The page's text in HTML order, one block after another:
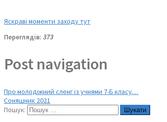
Яскраві моменти заходу тут
Переглядів: 373
Post navigation
Про молодіжний сленг із учнями 7-Б класу…
Соняшник 2021
Пошук: